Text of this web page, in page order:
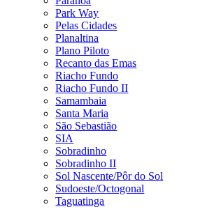
Park Way
Pelas Cidades
Planaltina
Plano Piloto
Recanto das Emas
Riacho Fundo
Riacho Fundo II
Samambaia
Santa Maria
São Sebastião
SIA
Sobradinho
Sobradinho II
Sol Nascente/Pôr do Sol
Sudoeste/Octogonal
Taguatinga